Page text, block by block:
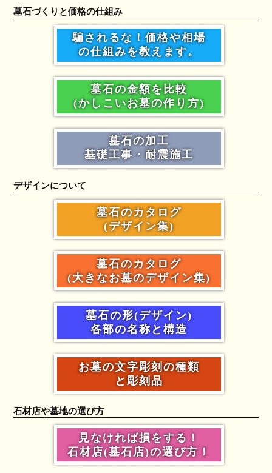
墓石づくりと価格の仕組み
騙されるな！価格や相場
の仕組みを教えます。
墓石の金額を比較
(かしこいお墓の作り方)
墓石の加工
基礎工事・耐震施工
デザインについて
墓石のカタログ
(デザイン集)
墓石のカタログ
(大きなお墓のデザイン集)
墓石の形(デザイン)
各部の名称と構造
お墓の文字彫刻の種類
と彫刻品
石材店や墓地の選び方
見なければ損をする！
石材店(墓石店)の選び方！